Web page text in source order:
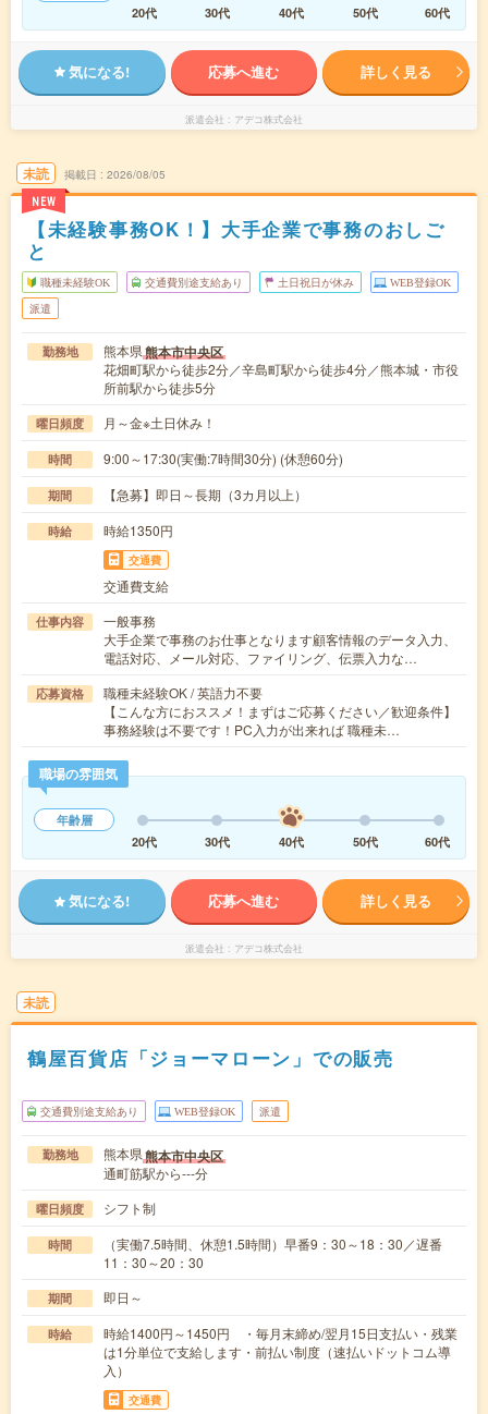
20代 30代 40代 50代 60代
気になる! 応募へ進む 詳しく見る
派遣会社 アデコ株式会社
未読
NEW
掲載日 2026/08/05
【未経験事務OK！】大手企業で事務のおしご
と
職種未経験OK 交通費別途支給あり 土日祝日が休み WEB登録OK
派遣
勤務地 熊本県熊本市中央区
花畑町駅から徒歩2分／辛島町駅から徒歩4分／熊本城・市役
所前駅から徒歩5分
曜日頻度 月～金※土日休み！
時間 9:00～17:30(実働:7時間30分) (休憩60分)
期間 【急募】即日～長期（3カ月以上）
時給 時給1350円
交通費
交通費支給
仕事内容
一般事務
大手企業で事務のお仕事となります顧客情報のデータ入力、
電話対応、メール対応、ファイリング、伝票入力な…
応募資格
職種未経験OK / 英語力不要
【こんな方におススメ！まずはご応募ください／歓迎条件】
事務経験は不要です！PC入力が出来れば 職種未…
職場の雰囲気
年齢層
20代
30代 40代 50代 60代
気になる! 応募へ進む 詳しく見る
派遣会社 アデコ株式会社
未読
鶴屋百貨店「ジョーマローン」での販売
交通費別途支給あり WEB登録OK 派遣
勤務地 熊本県熊本市中央区
通町筋駅から---分
曜日頻度 シフト制
時間
（実働7.5時間、休憩1.5時間）早番9：30～18：30／遅番
11：30～20：30
期間 即日～
時給
時給1400円～1450円 ・毎月末締め/翌月15日支払い・残業
は1分単位で支給します・前払い制度（速払いドットコム導
入）
交通費